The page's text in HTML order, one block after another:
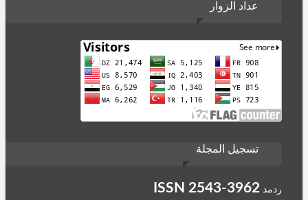
عداد الزوار
تسجيل المجلة
ردمد ISSN 2543-3962